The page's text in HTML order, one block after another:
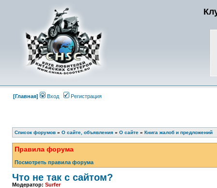
[Главная] Вход Регистрация
Список форумов » О сайте, объявления » О сайте » Книга жалоб и предложений
Правила форума
Посмотреть правила форума
Что не так с сайтом?
Модератор: Surfer